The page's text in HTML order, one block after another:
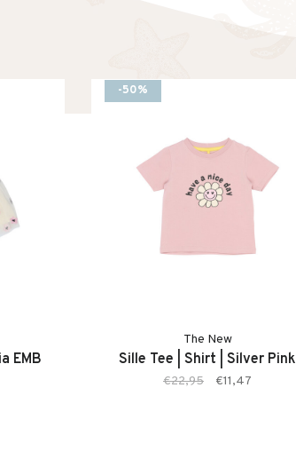
EMB
-50%
The New
Sille Tee | Shirt | Silver Pink
€22,95 €11,47